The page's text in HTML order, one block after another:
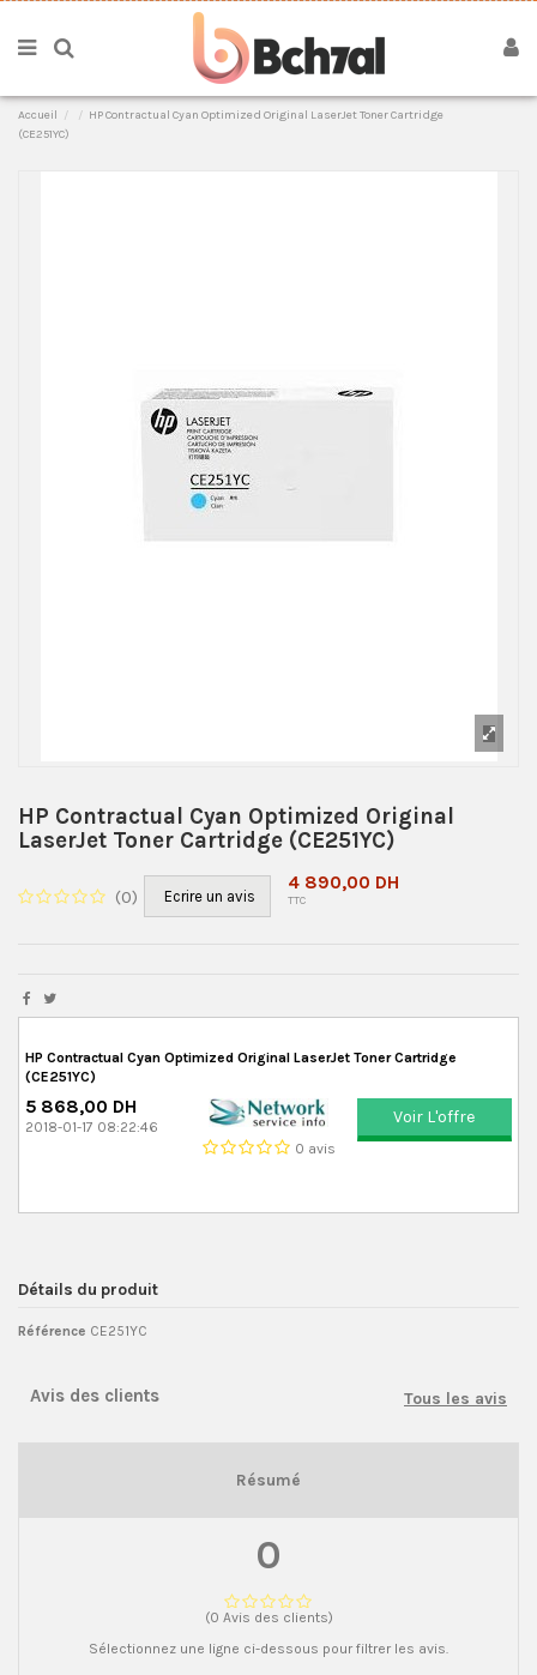
Accueil
HP Contractual Cyan Optimized Original LaserJet Toner Cartridge
(CE251YC)
HP Contractual Cyan Optimized Original
LaserJet Toner Cartridge (CE251YC)
(0) Ecrire un avis
4 890,00 DH
TTC
HP Contractual Cyan Optimized Original LaserJet Toner Cartridge
(CE251YC)
5 868,00 DH
2018-01-17 08:22:46
0 avis
Voir L'offre
Détails du produit
Référence CE251YC
Avis des clients Tous les avis
Résumé
0
(0 Avis des clients)
Sélectionnez une ligne ci-dessous pour filtrer les avis.